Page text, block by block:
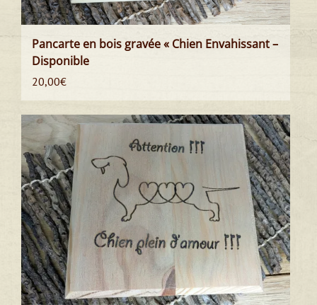
Pancarte en bois gravée « Chien Envahissant –
Disponible
20,00€